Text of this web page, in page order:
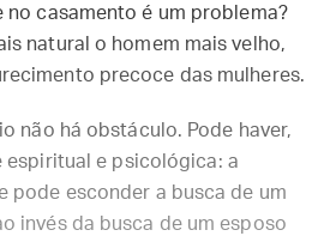
no casamento é um problema?
natural o homem mais velho,
precoce das mulheres.
não há obstáculo. Pode haver,
espiritual e psicológica: a
pode esconder a busca de um
invés da busca de um esposo